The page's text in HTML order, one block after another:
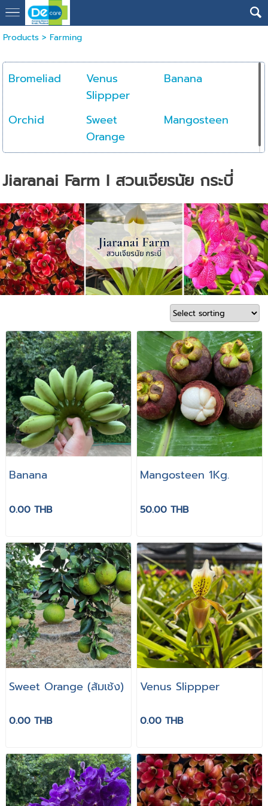
Products> Farming
Bromeliad
Venus
Slippper
Banana
Orchid
Sweet
Orange
Mangosteen
Jiaranai Farm I สวนเจียรนัย กระบี่
Banana
0.00 THB
Mangosteen 1Kg.
50.00 THB
Sweet Orange (ส้มเช้ง)
0.00 THB
Venus Slippper
0.00 THB